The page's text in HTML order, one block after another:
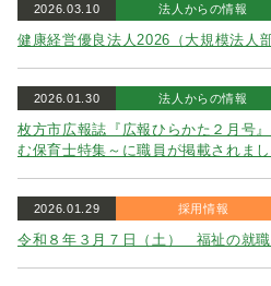
2026.03.10 法人からの情報
健康経営優良法人2026（大規模法人
2026.01.30 法人からの情報
枚方市広報誌『広報ひらかた２月号
む保育士特集～に職員が掲載されま
2026.01.29 採用情報
令和８年３月７日（土） 福祉の就